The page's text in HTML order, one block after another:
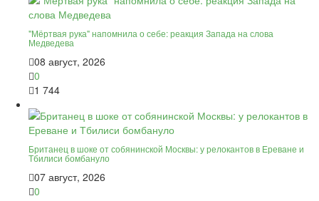
"Мёртвая рука" напомнила о себе: реакция Запада на слова
Медведева
08 август, 2026
0
1 744
Британец в шоке от собянинской Москвы: у релокантов в Ереване и
Тбилиси бомбануло
07 август, 2026
0